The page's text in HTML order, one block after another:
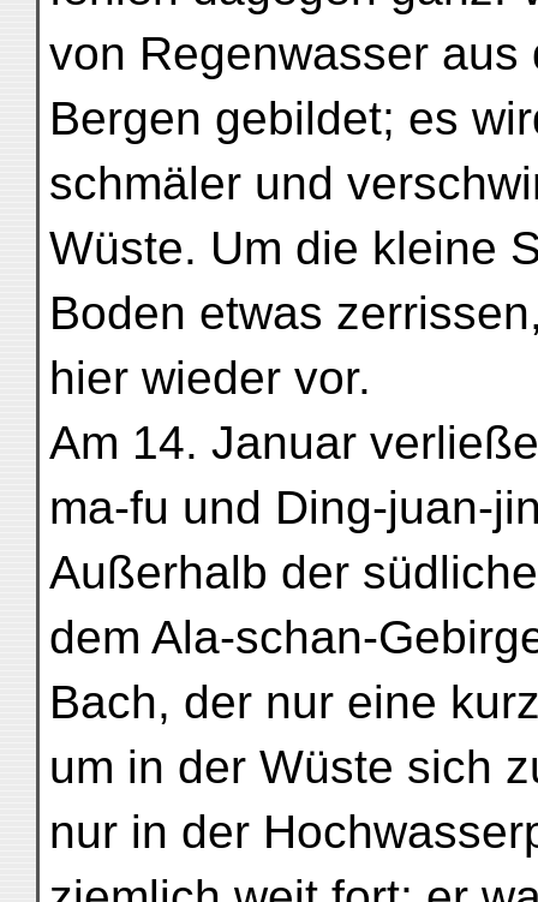
von Regenwasser aus
Bergen gebildet; es
schmäler und
Wüste. Um die kleine
Boden etwas
hier wieder vor.
Am 14. Januar
ma-fu und Ding-juan-
Außerhalb der
dem Ala-schan-
Bach, der nur eine
um in der Wüste sich
nur in der